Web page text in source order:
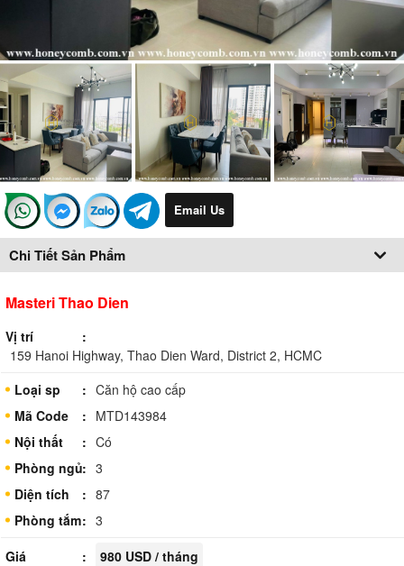
Email Us
Chi Tiết Sản Phẩm
Masteri Thao Dien
Vị trí
159 Hanoi Highway, Thao Dien Ward, District 2, HCMC
Loại sp
Căn hộ cao cấp
Mã Code
MTD143984
Nội thất
Có
Phòng ngủ
3
Diện tích
87
Phòng tắm
3
Giá
980 USD / tháng